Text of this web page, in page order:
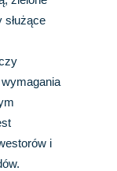
służące
i